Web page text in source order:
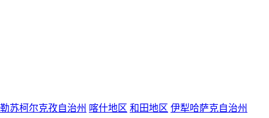
苏柯尔克孜自治州 喀什地区 和田地区 伊犁哈萨克自治州